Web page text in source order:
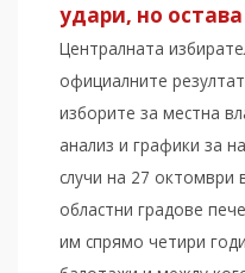
удари, но
Централната
официалните
изборите за местна
анализ и графики за
случи на 27 октомври
областни градове
им спрямо четири